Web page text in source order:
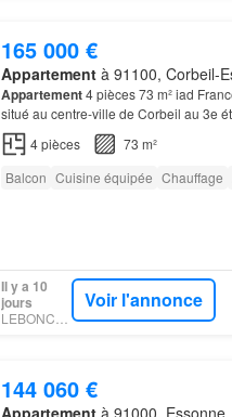
165 000 €
Appartementà 91100, Corbeil-
Appartement4 pièces 73 m² iad
situé au centre-ville de Corbeil au 3e
4pièces
73 m²
Balcon Cuisine équipée Chauffage
Il y a 10
jours
Voir l'annonce
144 060 €